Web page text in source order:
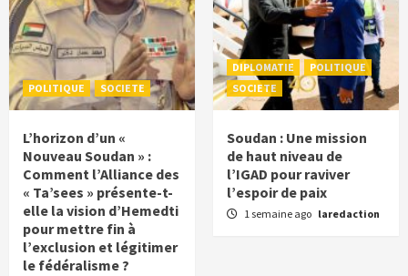
POLITIQUE SOCIETE
L’horizon d’un «
Nouveau Soudan » :
Comment l’Alliance des
« Ta’sees » présente-t-
elle la vision d’Hemedti
pour mettre fin à
l’exclusion et légitimer
le fédéralisme ?
DIPLOMATIE
POLITIQUE
SOCIETE
Soudan : Une mission
de haut niveau de
l’IGAD pour raviver
l’espoir de paix
1 semaine ago laredaction